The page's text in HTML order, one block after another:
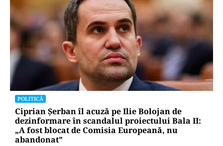
POLITICĂ
Ciprian Șerban îl acuză pe Ilie Bolojan de
dezinformare în scandalul proiectului Bala II:
„A fost blocat de Comisia Europeană, nu
abandonat”